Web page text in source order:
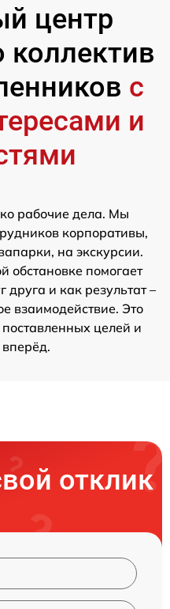
центр
коллектив
с
и
рабочие дела. Мы
корпоративы,
на экскурсии.
помогает
и как результат –
взаимодействие. Это
поставленных целей и
вперёд.
отклик